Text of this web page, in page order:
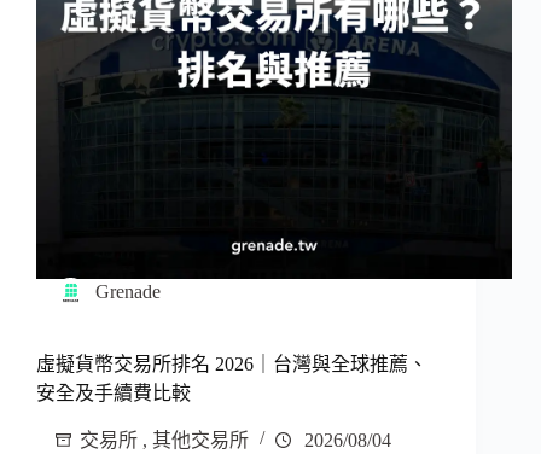
Grenade
虛擬貨幣交易所排名 2026｜台灣與全球推薦、
安全及手續費比較
交易所 , 其他交易所 2026/08/04